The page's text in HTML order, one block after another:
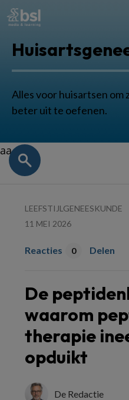
Alles voor huisartsen om
beter uit te oefenen.
aa
LEEFSTIJLGENEESKUNDE
11 MEI 2026
Reacties 0 Delen
De
waarom
therapie
opduikt
De Redactie